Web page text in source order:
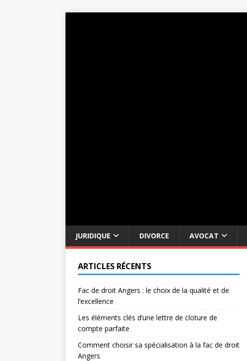
JURIDIQUE DIVORCE AVOCAT
ARTICLES RÉCENTS
Fac de droit Angers : le choix de la qualité et de
l’excellence
Les éléments clés d’une lettre de cloture de
compte parfaite
Comment choisir sa spécialisation à la fac de droit
Angers